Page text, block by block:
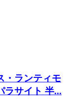
・ランティモ
ラサイト 半...